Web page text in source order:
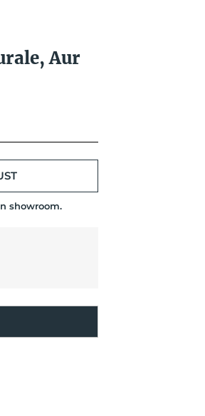
Aur
showroom.